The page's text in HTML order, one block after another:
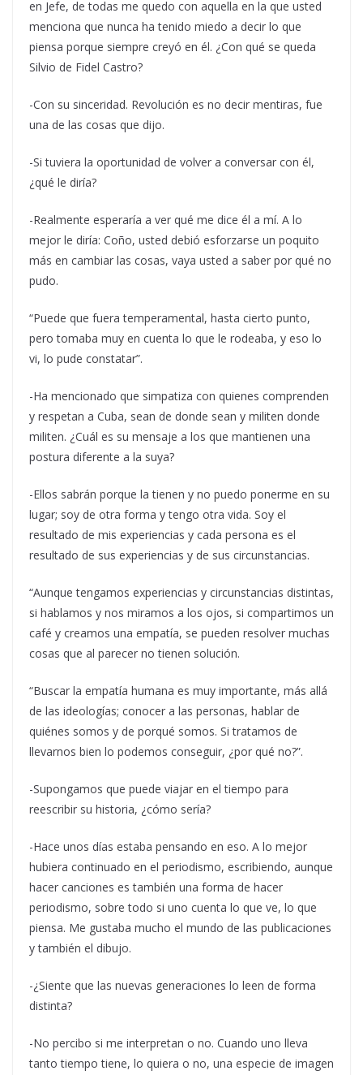
en Jefe, de todas me quedo con aquella en la que usted
menciona que nunca ha tenido miedo a decir lo que
piensa porque siempre creyó en él. ¿Con qué se queda
Silvio de Fidel Castro?
-Con su sinceridad. Revolución es no decir mentiras, fue
una de las cosas que dijo.
-Si tuviera la oportunidad de volver a conversar con él,
¿qué le diría?
-Realmente esperaría a ver qué me dice él a mí. A lo
mejor le diría: Coño, usted debió esforzarse un poquito
más en cambiar las cosas, vaya usted a saber por qué no
pudo.
“Puede que fuera temperamental, hasta cierto punto,
pero tomaba muy en cuenta lo que le rodeaba, y eso lo
vi, lo pude constatar”.
-Ha mencionado que simpatiza con quienes comprenden
y respetan a Cuba, sean de donde sean y militen donde
militen. ¿Cuál es su mensaje a los que mantienen una
postura diferente a la suya?
-Ellos sabrán porque la tienen y no puedo ponerme en su
lugar; soy de otra forma y tengo otra vida. Soy el
resultado de mis experiencias y cada persona es el
resultado de sus experiencias y de sus circunstancias.
“Aunque tengamos experiencias y circunstancias distintas,
si hablamos y nos miramos a los ojos, si compartimos un
café y creamos una empatía, se pueden resolver muchas
cosas que al parecer no tienen solución.
“Buscar la empatía humana es muy importante, más allá
de las ideologías; conocer a las personas, hablar de
quiénes somos y de porqué somos. Si tratamos de
llevarnos bien lo podemos conseguir, ¿por qué no?”.
-Supongamos que puede viajar en el tiempo para
reescribir su historia, ¿cómo sería?
-Hace unos días estaba pensando en eso. A lo mejor
hubiera continuado en el periodismo, escribiendo, aunque
hacer canciones es también una forma de hacer
periodismo, sobre todo si uno cuenta lo que ve, lo que
piensa. Me gustaba mucho el mundo de las publicaciones
y también el dibujo.
-¿Siente que las nuevas generaciones lo leen de forma
distinta?
-No percibo si me interpretan o no. Cuando uno lleva
tanto tiempo tiene, lo quiera o no, una especie de imagen